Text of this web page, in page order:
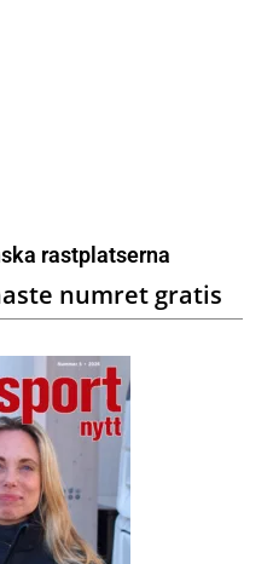
rastplatserna
numret gratis